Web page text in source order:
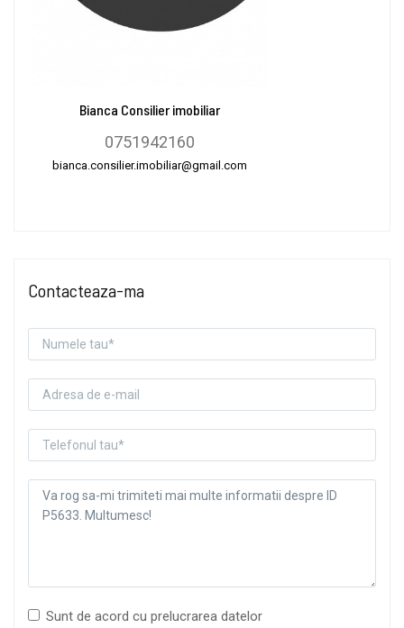
Bianca Consilier imobiliar
0751942160
bianca.consilier.imobiliar@gmail.com
Contacteaza-ma
Sunt de acord cu prelucrarea datelor